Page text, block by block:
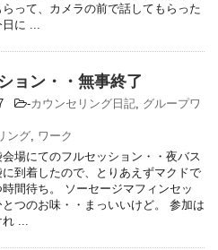
って、カメラの前で話してもらった
日に ...
ョン・・無事終了
-カウンセリング日記, グループワ
ング, ワーク
場にてのフルセッション・・夜バス
到着したので、とりあえずマクドで
間待ち。 ソーセージマフィンセッ
とつのお味・・まっいいけど。 参加は
れ ...